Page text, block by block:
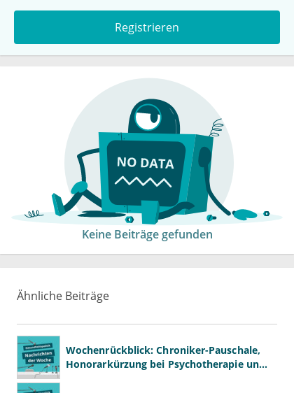
Registrieren
Keine Beiträge gefunden
Ähnliche Beiträge
Wochenrückblick: Chroniker-Pauschale,
Honorarkürzung bei Psychotherapie und